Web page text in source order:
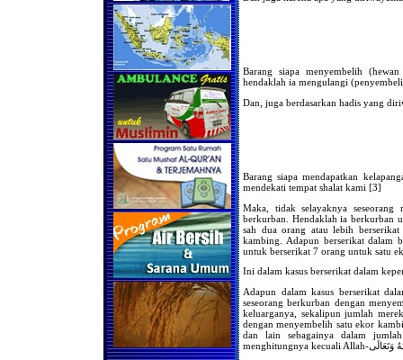
Barang siapa menyembelih
hendaklah ia mengulangi
Barang siapa mendapatkan
mendekati tempat shalat kami [3]
Maka, tidak selayaknya
berkurban. Hendaklah ia berkurban
sah dua orang atau lebih
kambing. Adapun berserikat dalam
untuk berserikat 7 orang untuk satu
Ini dalam kasus berserikat dalam
Adapun dalam kasus berserikat
seseorang berkurban dengan
keluarganya, sekalipun jumlah
dengan menyembelih satu ekor
dan lain sebagainya dalam